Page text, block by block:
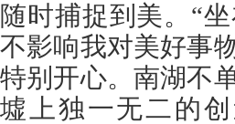
随时捕捉到美。“
不影响我对美好事
特别开心。南湖不
墟上独一无二的